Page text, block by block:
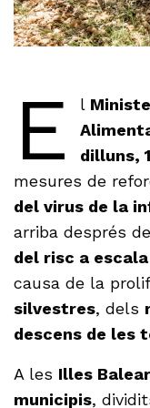
E l
dilluns,
mesures de
del virus de la
arriba després
del risc a
causa de la
silvestres, dels
descens de les
A les Illes
municipis,